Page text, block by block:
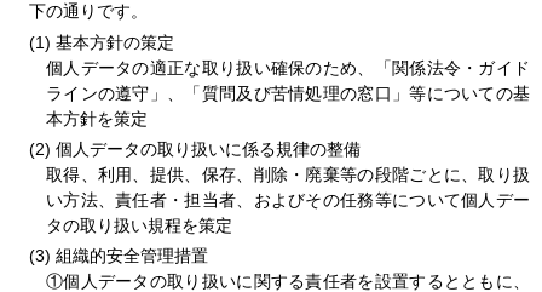
下の通りです。
基本方針の策定
個人データの適正な取り扱い確保のため、「関係法令・ガイド
ラインの遵守」、「質問及び苦情処理の窓口」等についての基
本方針を策定
個人データの取り扱いに係る規律の整備
取得、利用、提供、保存、削除・廃棄等の段階ごとに、取り扱
い方法、責任者・担当者、およびその任務等について個人デー
タの取り扱い規程を策定
組織的安全管理措置
①個人データの取り扱いに関する責任者を設置するとともに、